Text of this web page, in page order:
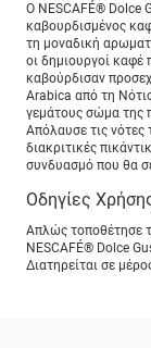
Ο NESCAFÉ® Dolce
καβουρδισμένος
τη μοναδική
οι δημιουργοί καφέ
καβούρδισαν
Arabica από τη
γεμάτους σώμα της
Απόλαυσε τις
διακριτικές
συνδυασμό που θα
Οδηγίες
Απλώς τοποθέτησε
NESCAFÉ® Dolce
Διατηρείται σε